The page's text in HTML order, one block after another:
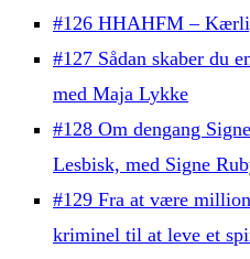
#126 HHAHFM –
#127 Sådan skaber du
med Maja Lykke
#128 Om dengang
Lesbisk, med Signe
#129 Fra at være
kriminel til at leve et